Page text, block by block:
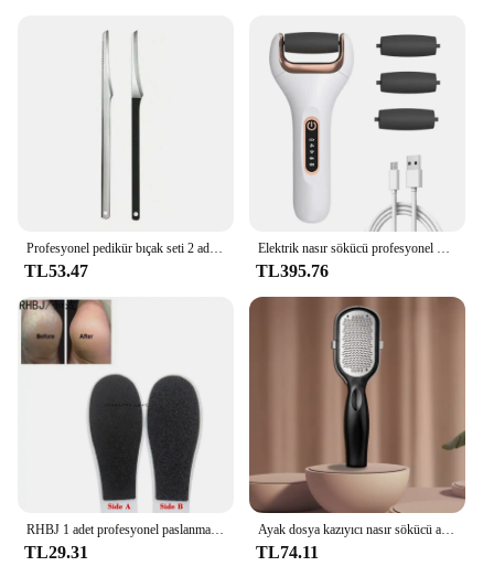
TL53.47 TL395.76
TL29.31
Ayak dosya kazıyıcı nasır sökücü ayak profesyonel çelik pedikür araçları ayak mısır kaldırma ölü cilt sökücü ayak bakımı
TL74.11